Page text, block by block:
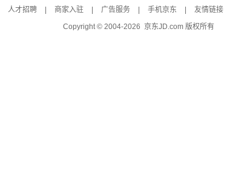
人才招聘 商家入驻 广告服务 手机京东 友情链接
Copyright © 2004-2026 京东JD.com 版权所有